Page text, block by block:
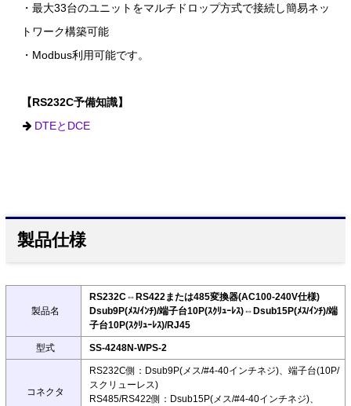
・最大33台のユニットをマルチドロップ方式で接続し簡易ネッ
トワーク構築可能
・Modbus利用可能です。
【RS232C予備知識】
DTEとDCE
製品仕様
製品名
RS232C⇔RS422または485変換器(AC100-240V仕様)
Dsub9P(ﾒｽ/ｲﾝﾁ)/端子台10P(ｽｸﾘｭｰﾚｽ)⇔Dsub15P(ﾒｽ/ｲﾝﾁ)/端
子台10P(ｽｸﾘｭｰﾚｽ)/RJ45
型式 SS-4248N-WPS-2
コネクタ
RS232C側：Dsub9P(メス/#4-40インチネジ)、端子台(10P/
スクリューレス)
RS485/RS422側：Dsub15P(メス/#4-40インチネジ)、